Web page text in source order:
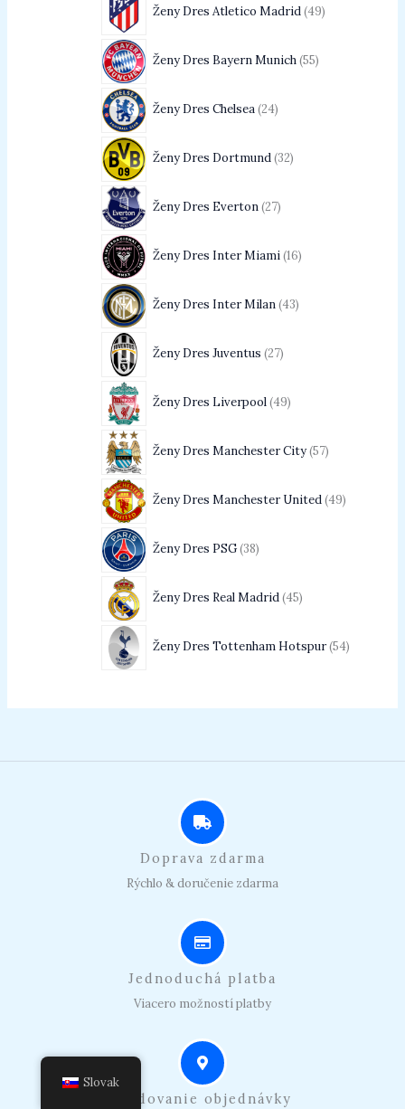
Ženy Dres Atletico Madrid 49
Ženy Dres Bayern Munich 55
Ženy Dres Chelsea 24
Ženy Dres Dortmund 32
Ženy Dres Everton 27
Ženy Dres Inter Miami 16
Ženy Dres Inter Milan 43
Ženy Dres Juventus 27
Ženy Dres Liverpool 49
Ženy Dres Manchester City 57
Ženy Dres Manchester United 49
Ženy Dres PSG 38
Ženy Dres Real Madrid 45
Ženy Dres Tottenham Hotspur 54
Doprava zdarma
Rýchlo & doručenie zdarma
Jednoduchá platba
Viacero možností platby
Sledovanie objednávky
Slovak